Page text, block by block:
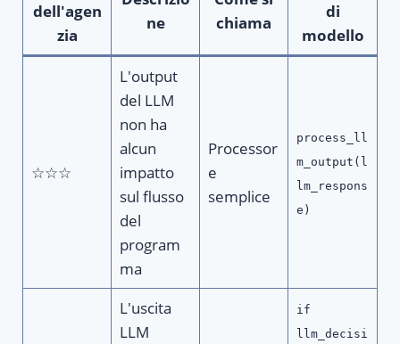
dell'agen
zia
ne
chiama
di
modello
☆☆☆
L'output
del LLM
non ha
alcun
impatto
sul flusso
del
program
ma
Processor
e
semplice
process_ll
m_output(l
lm_respons
e)
L'uscita
LLM
if
llm_decisi